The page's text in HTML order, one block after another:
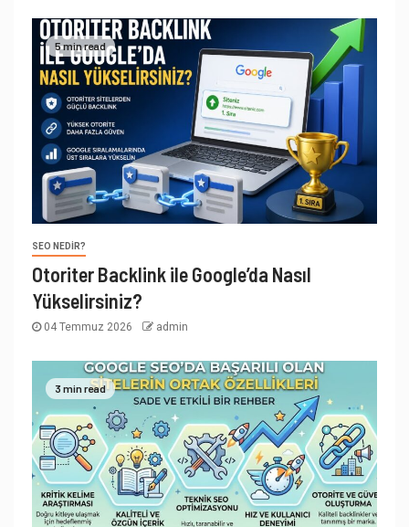
5 min read
SEO NEDIR?
Otoriter Backlink ile Google’da Nasıl
Yükselirsiniz?
04 Temmuz 2026 admin
3 min read